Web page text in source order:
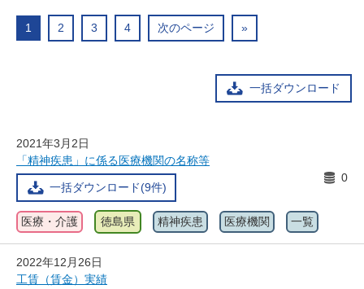
1 2 3 4 次のページ »
一括ダウンロード
2021年3月2日
「精神疾患」に係る医療機関の名称等
一括ダウンロード(9件)
0
医療・介護 徳島県 精神疾患 医療機関 一覧
2022年12月26日
工賃（賃金）実績